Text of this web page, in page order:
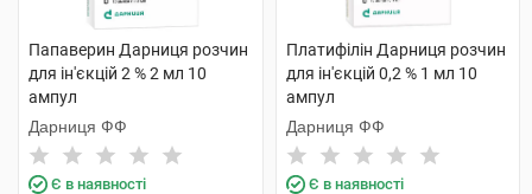
Папаверин Дарниця розчин
для ін'єкцій 2 % 2 мл 10
ампул
Дарниця ФФ
Є в наявності
Платифілін Дарниця розчин
для ін'єкцій 0,2 % 1 мл 10
ампул
Дарниця ФФ
Є в наявності